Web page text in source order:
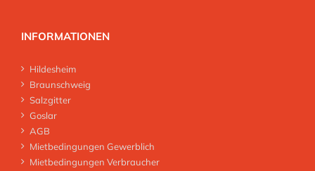
INFORMATIONEN
Hildesheim
Braunschweig
Salzgitter
Goslar
AGB
Mietbedingungen Gewerblich
Mietbedingungen Verbraucher